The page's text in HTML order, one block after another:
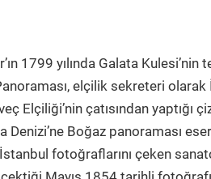
1799 yılında Galata
elçilik sekreteri olarak
Elçiliği’nin çatısından yaptığı
Denizi’ne Boğaz panoraması
fotoğraflarını çeken